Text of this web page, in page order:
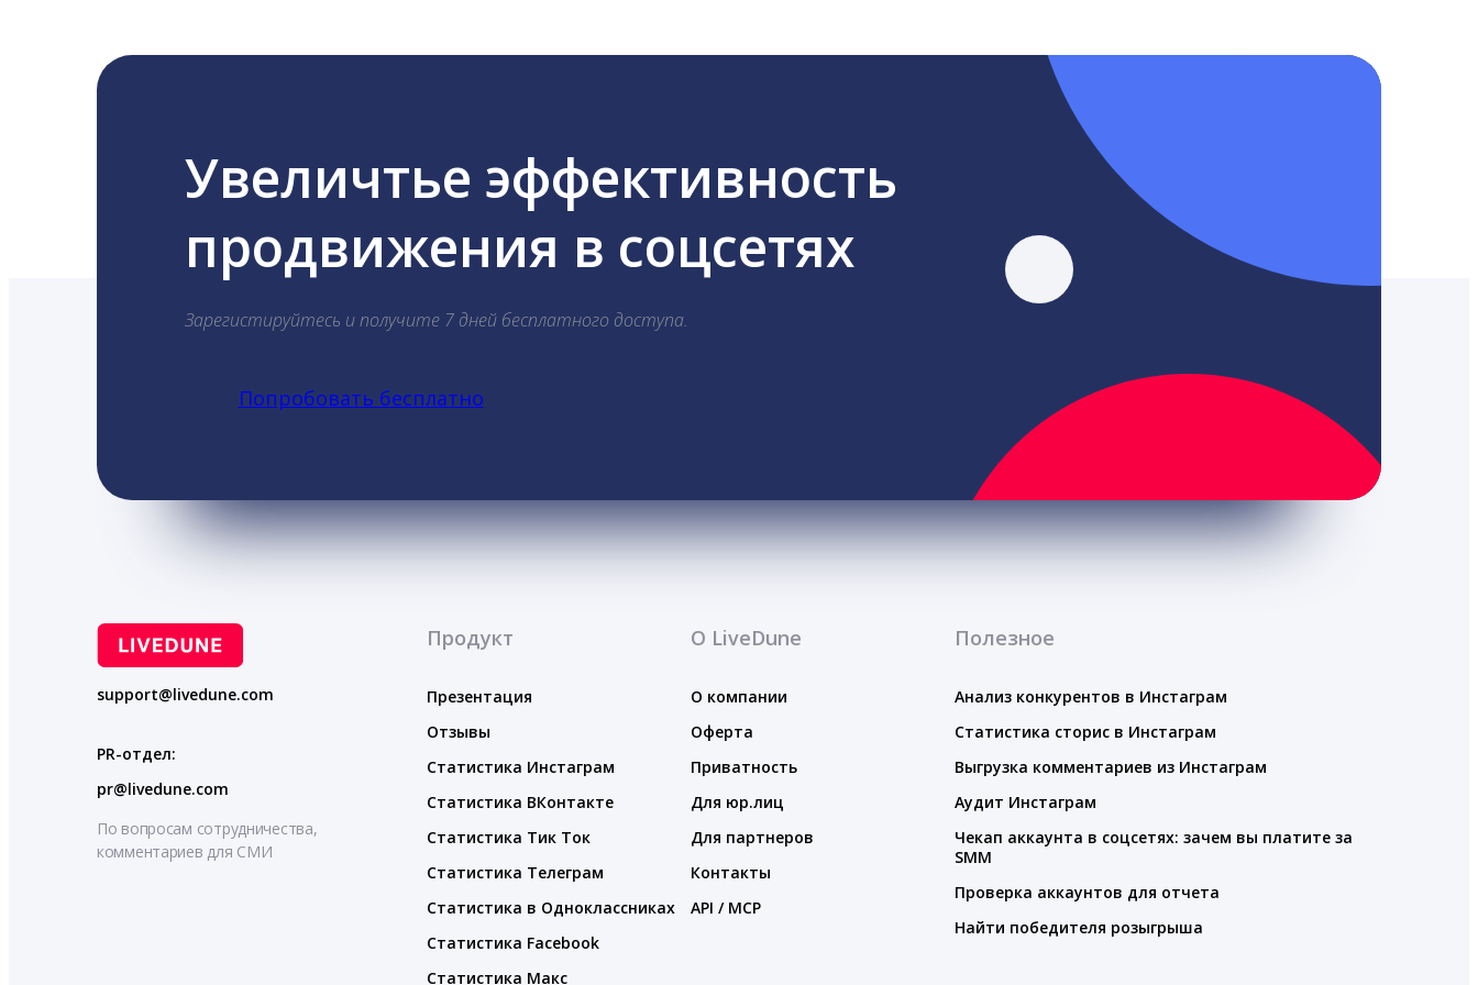
Увеличтье эффективность
продвижения в соцсетях
Зарегистируйтесь и получите 7 дней бесплатного доступа.
Попробовать бесплатно
support@livedune.com
PR-отдел:
pr@livedune.com
По вопросам сотрудничества,
комментариев для СМИ
Продукт
Презентация
Отзывы
Статистика Инстаграм
Статистика ВКонтакте
Статистика Тик Ток
Статистика Телеграм
Статистика в Одноклассниках
Статистика Facebook
Статистика Макс
О LiveDune
О компании
Оферта
Приватность
Для юр.лиц
Для партнеров
Контакты
API / MCP
Полезное
Анализ конкурентов в Инстаграм
Статистика сторис в Инстаграм
Выгрузка комментариев из Инстаграм
Аудит Инстаграм
Чекап аккаунта в соцсетях: зачем вы платите за
SMM
Проверка аккаунтов для отчета
Найти победителя розыгрыша